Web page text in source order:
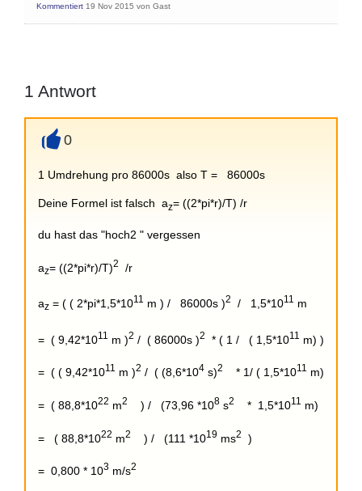
Kommentiert 19 Nov 2015 von Gast
1 Antwort
0
1 Umdrehung pro 86000s also T = 86000s
Deine Formel ist falsch az= ((2*pi*r)/T) /r
du hast das "hoch2 " vergessen
az= ((2*pi*r)/T)2 /r
az = ( ( 2*pi*1,5*1011 m ) / 86000s )2 / 1,5*1011 m
= ( 9,42*1011 m )2 / ( 86000s )2 * ( 1 / ( 1,5*1011 m) )
= ( ( 9,42*1011 m )2 / ( (8,6*104 s)2 * 1/ ( 1,5*1011 m)
= ( 88,8*1022 m2 ) / (73,96 *108 s2 * 1,5*1011 m)
= ( 88,8*1022 m2 ) / (111 *1019 ms2 )
= 0,800 * 103 m/s2